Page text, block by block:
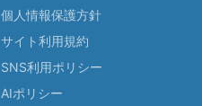
個人情報保護方針
サイト利用規約
SNS利用ポリシー
AIポリシー